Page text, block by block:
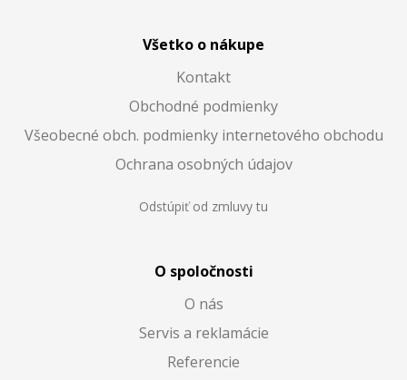
Všetko o nákupe
Kontakt
Obchodné podmienky
Všeobecné obch. podmienky internetového obchodu
Ochrana osobných údajov
Odstúpiť od zmluvy tu
O spoločnosti
O nás
Servis a reklamácie
Referencie